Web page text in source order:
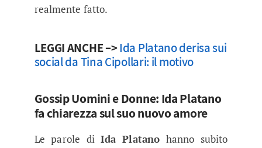
realmente fatto.
LEGGI ANCHE –>Ida Platano derisa sui
social da Tina Cipollari: il motivo
Gossip Uomini e Donne: Ida Platano
fa chiarezza sul suo nuovo amore
Le parole diIda Platano hanno subito